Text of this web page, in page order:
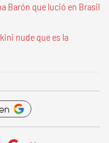
Barón que lució en Brasil
nude que es la